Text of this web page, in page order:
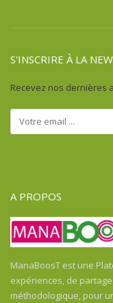
S'INSCRIRE À LA
Recevez nos dernières
A PROPOS
ManaBoosT est une
expériences, de
méthodologique, pour